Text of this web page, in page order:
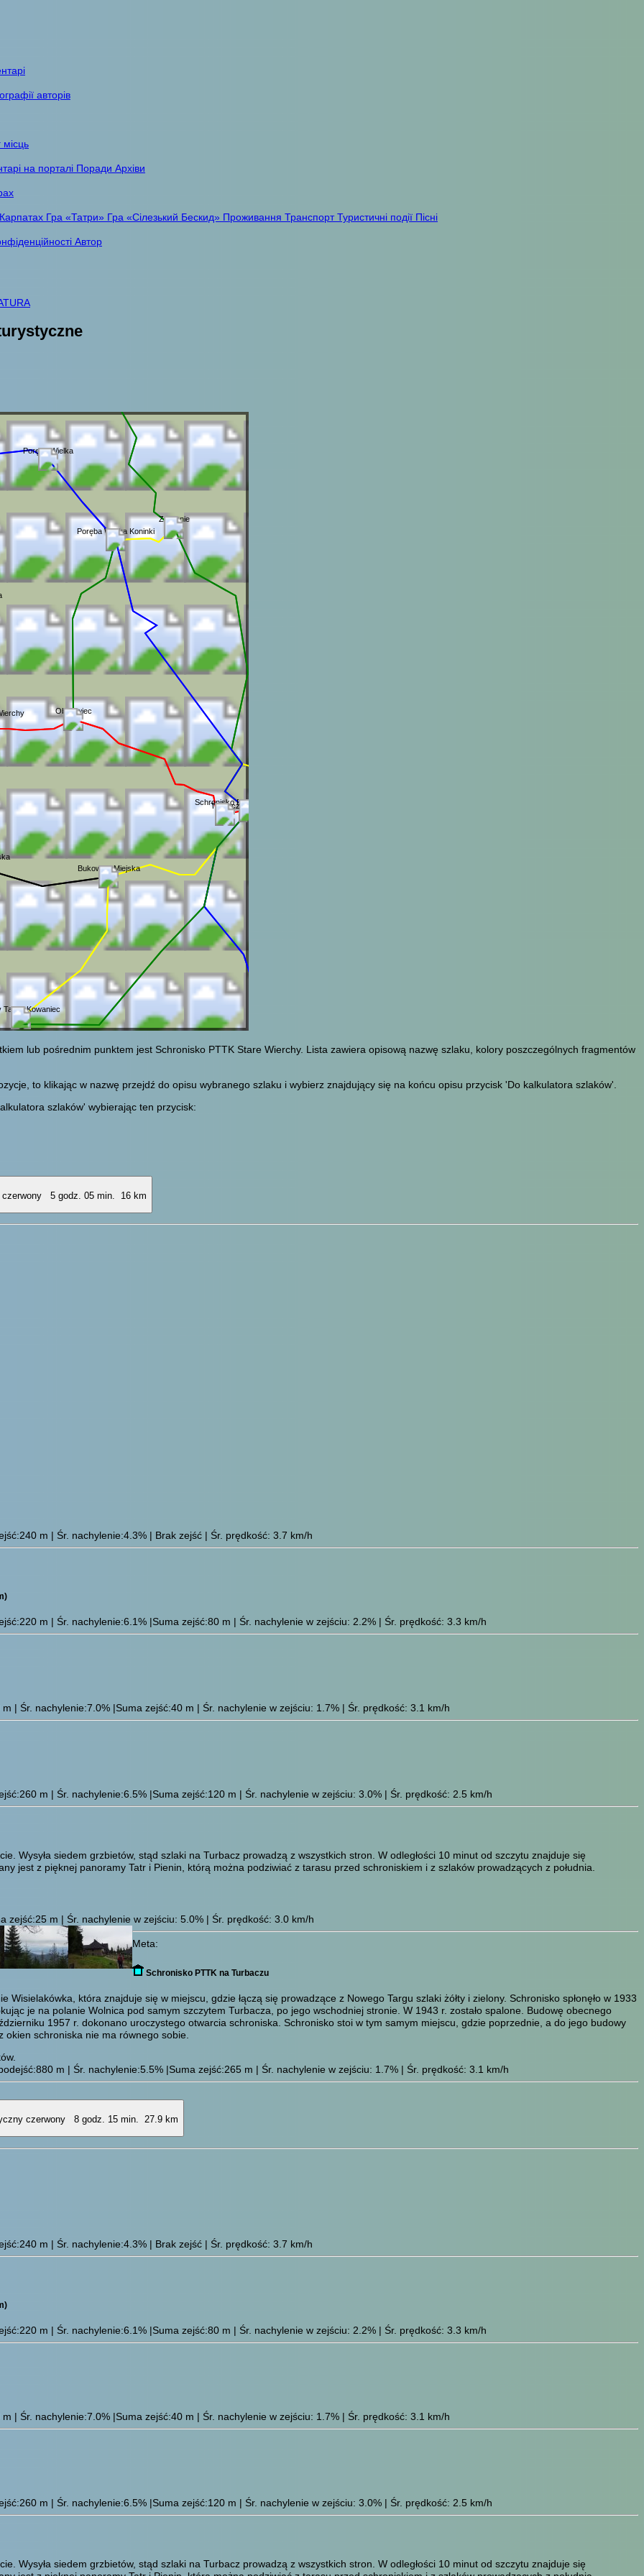
авторів
місць
на порталі Поради Архіви
Гра «Татри» Гра «Сілезький Бескид» Проживання ТранспортТуристичні події Пісні
Автор
Bukowina Miejska
Targ - Kowaniec
Obidowiec
Poręba Wielka
Poręba Wielka Koninki
Schronisko PTTK na Turbaczu
Turbacz
Zagronie
lub pośrednim punktem jest Schronisko PTTK Stare Wierchy. Lista zawiera opisową nazwę szlaku, kolory poszczególnych fragmentów
to klikając w nazwę przejdź do opisu wybranego szlaku i wybierz znajdujący się na końcu opisu przycisk 'Do kalkulatora szlaków'.
szlaków' wybierając ten przycisk:
5 godz. 05 min. 16 km
m | Śr. nachylenie:4.3% | Brak zejść | Śr. prędkość: 3.7 km/h
m | Śr. nachylenie:6.1% |Suma zejść:80 m | Śr. nachylenie w zejściu: 2.2% | Śr. prędkość: 3.3 km/h
| Śr. nachylenie:7.0% |Suma zejść:40 m | Śr. nachylenie w zejściu: 1.7% | Śr. prędkość: 3.1 km/h
m | Śr. nachylenie:6.5% |Suma zejść:120 m | Śr. nachylenie w zejściu: 3.0% | Śr. prędkość: 2.5 km/h
Wysyła siedem grzbietów, stąd szlaki na Turbacz prowadzą z wszystkich stron. W odległości 10 minut od szczytu znajduje się
jest z pięknej panoramy Tatr i Pienin, którą można podziwiać z tarasu przed schroniskiem i z szlaków prowadzących z południa.
zejść:25 m | Śr. nachylenie w zejściu: 5.0% | Śr. prędkość: 3.0 km/h
Meta:
Schronisko PTTK na Turbaczu
która znajduje się w miejscu, gdzie łączą się prowadzące z Nowego Targu szlaki żółty i zielony. Schronisko spłonęło w 1933
je na polanie Wolnica pod samym szczytem Turbacza, po jego wschodniej stronie. W 1943 r. zostało spalone. Budowę obecnego
1957 r. dokonano uroczystego otwarcia schroniska. Schronisko stoi w tym samym miejscu, gdzie poprzednie, a do jego budowy
schroniska nie ma równego sobie.
m | Śr. nachylenie:5.5% |Suma zejść:265 m | Śr. nachylenie w zejściu: 1.7% | Śr. prędkość: 3.1 km/h
8 godz. 15 min. 27.9 km
m | Śr. nachylenie:4.3% | Brak zejść | Śr. prędkość: 3.7 km/h
m | Śr. nachylenie:6.1% |Suma zejść:80 m | Śr. nachylenie w zejściu: 2.2% | Śr. prędkość: 3.3 km/h
| Śr. nachylenie:7.0% |Suma zejść:40 m | Śr. nachylenie w zejściu: 1.7% | Śr. prędkość: 3.1 km/h
m | Śr. nachylenie:6.5% |Suma zejść:120 m | Śr. nachylenie w zejściu: 3.0% | Śr. prędkość: 2.5 km/h
Wysyła siedem grzbietów, stąd szlaki na Turbacz prowadzą z wszystkich stron. W odległości 10 minut od szczytu znajduje się